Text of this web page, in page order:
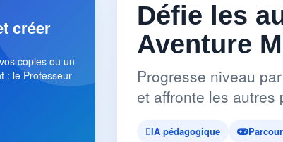
créer
copies ou un
: le Professeur
Défie les
Aventure
Progresse niveau
et affronte les autres
IA pédagogique